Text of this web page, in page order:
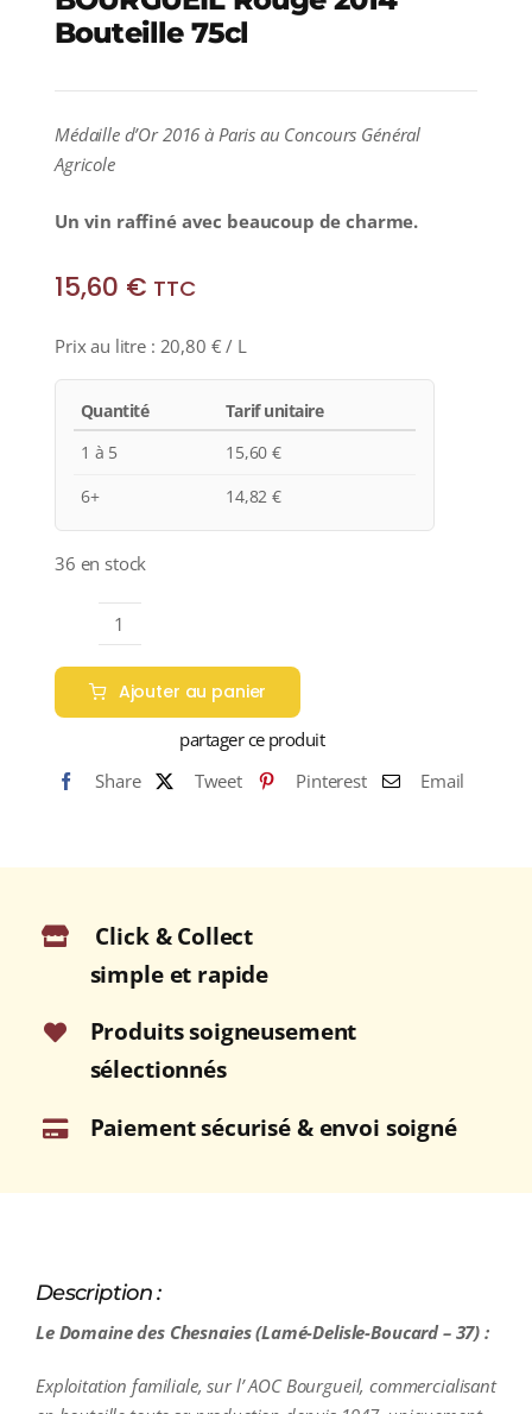
Bouteille 75cl
Médaille d’Or 2016 à Paris au Concours Général
Agricole
Un vin raffiné avec beaucoup de charme.
15,60 € TTC
Prix au litre : 20,80 € / L
Quantité
Tarif unitaire
1 à 5
15,60€
6+
14,82€
36 en stock
quantité
de
Domaine
des
Chesnaies
«
»
BOURGUEIL
Rouge
2014
Bouteille
Ajouter au panier
partager ce produit
Share
Tweet Pinterest Email
Click & Collect
simple et rapide
Produits soigneusement
sélectionnés
Paiement sécurisé & envoi soigné
Description :
Le Domaine des Chesnaies (Lamé-Delisle-Boucard – 37) :
Exploitation familiale, sur l’ AOC Bourgueil, commercialisant